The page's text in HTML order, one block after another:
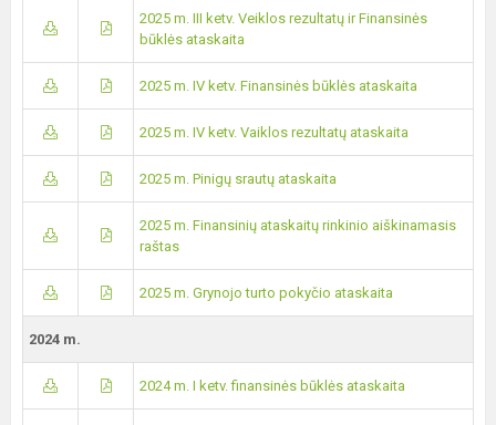
2025 m. III ketv. Veiklos rezultatų ir Finansinės
būklės ataskaita
2025 m. IV ketv. Finansinės būklės ataskaita
2025 m. IV ketv. Vaiklos rezultatų ataskaita
2025 m. Pinigų srautų ataskaita
2025 m. Finansinių ataskaitų rinkinio aiškinamasis
raštas
2025 m. Grynojo turto pokyčio ataskaita
2024 m.
2024 m. I ketv. finansinės būklės ataskaita